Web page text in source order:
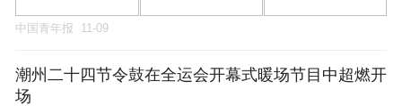
中国青年报 11-09
潮州二十四节令鼓在全运会开幕式暖场节目中超燃开
场